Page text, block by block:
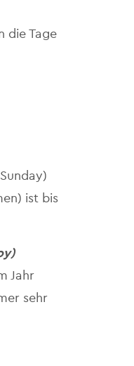
die Tage
ist bis
Jahr
sehr